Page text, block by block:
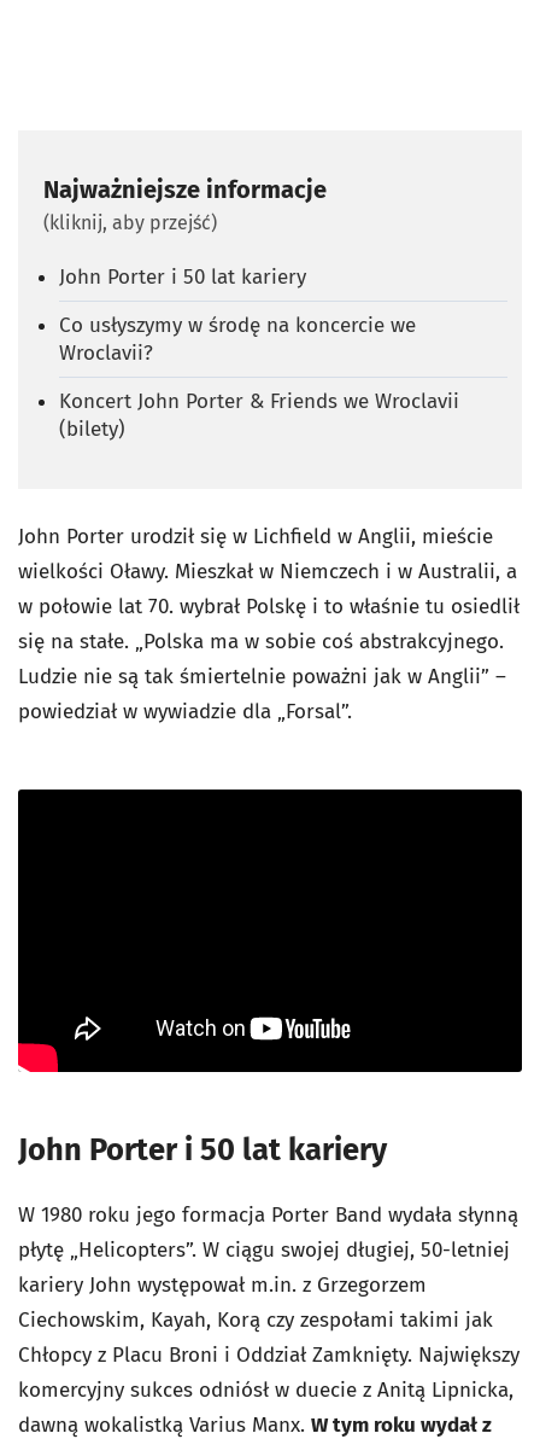
Najważniejsze informacje
(kliknij, aby przejść)
John Porter i 50 lat kariery
Co usłyszymy w środę na koncercie we
Wroclavii?
Koncert John Porter & Friends we Wroclavii
(bilety)
John Porter urodził się w Lichfield w Anglii, mieście
wielkości Oławy. Mieszkał w Niemczech i w Australii, a
w połowie lat 70. wybrał Polskę i to właśnie tu osiedlił
się na stałe. „Polska ma w sobie coś abstrakcyjnego.
Ludzie nie są tak śmiertelnie poważni jak w Anglii” –
powiedział w wywiadzie dla „Forsal”.
John Porter i 50 lat kariery
W 1980 roku jego formacja Porter Band wydała słynną
płytę „Helicopters”. W ciągu swojej długiej, 50-letniej
kariery John występował m.in. z Grzegorzem
Ciechowskim, Kayah, Korą czy zespołami takimi jak
Chłopcy z Placu Broni i Oddział Zamknięty. Największy
komercyjny sukces odniósł w duecie z Anitą Lipnicka,
dawną wokalistką Varius Manx. W tym roku wydał z